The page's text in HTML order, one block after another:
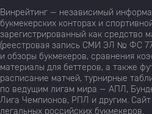
Винрейтинг — независимый
букмекерских конторах и
зарегистрированный как средство
(реестровая запись СМИ ЭЛ № ФС
и обзоры букмекеров, сравнения
материалы для беттеров, а также
расписание матчей, турнирные
по ведущим лигам мира — АПЛ,
Лига Чемпионов, РПЛ и другим. Сайт
легальных российских букмекеров.